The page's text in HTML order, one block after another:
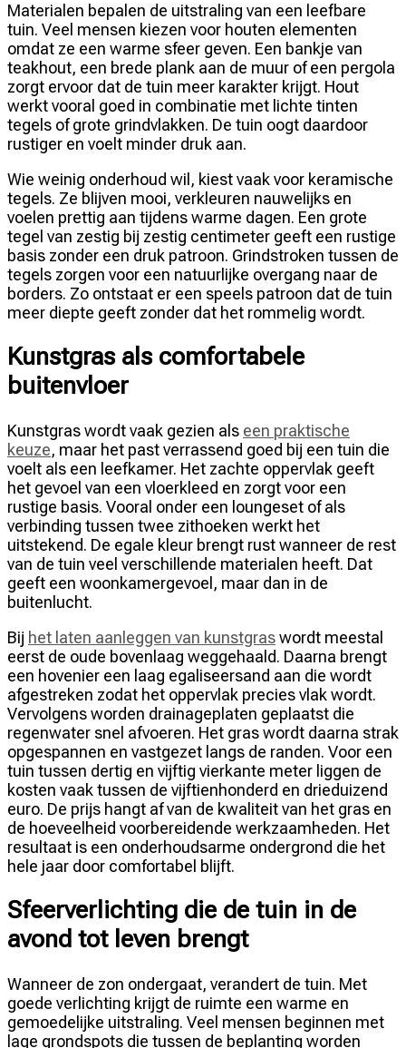
Materialen bepalen de uitstraling van een leefbare
tuin. Veel mensen kiezen voor houten elementen
omdat ze een warme sfeer geven. Een bankje van
teakhout, een brede plank aan de muur of een pergola
zorgt ervoor dat de tuin meer karakter krijgt. Hout
werkt vooral goed in combinatie met lichte tinten
tegels of grote grindvlakken. De tuin oogt daardoor
rustiger en voelt minder druk aan.
Wie weinig onderhoud wil, kiest vaak voor keramische
tegels. Ze blijven mooi, verkleuren nauwelijks en
voelen prettig aan tijdens warme dagen. Een grote
tegel van zestig bij zestig centimeter geeft een rustige
basis zonder een druk patroon. Grindstroken tussen de
tegels zorgen voor een natuurlijke overgang naar de
borders. Zo ontstaat er een speels patroon dat de tuin
meer diepte geeft zonder dat het rommelig wordt.
Kunstgras als comfortabele
buitenvloer
Kunstgras wordt vaak gezien als een praktische
keuze, maar het past verrassend goed bij een tuin die
voelt als een leefkamer. Het zachte oppervlak geeft
het gevoel van een vloerkleed en zorgt voor een
rustige basis. Vooral onder een loungeset of als
verbinding tussen twee zithoeken werkt het
uitstekend. De egale kleur brengt rust wanneer de rest
van de tuin veel verschillende materialen heeft. Dat
geeft een woonkamergevoel, maar dan in de
buitenlucht.
Bij het laten aanleggen van kunstgraswordt meestal
eerst de oude bovenlaag weggehaald. Daarna brengt
een hovenier een laag egaliseersand aan die wordt
afgestreken zodat het oppervlak precies vlak wordt.
Vervolgens worden drainageplaten geplaatst die
regenwater snel afvoeren. Het gras wordt daarna strak
opgespannen en vastgezet langs de randen. Voor een
tuin tussen dertig en vijftig vierkante meter liggen de
kosten vaak tussen de vijftienhonderd en drieduizend
euro. De prijs hangt af van de kwaliteit van het gras en
de hoeveelheid voorbereidende werkzaamheden. Het
resultaat is een onderhoudsarme ondergrond die het
hele jaar door comfortabel blijft.
Sfeerverlichting die de tuin in de
avond tot leven brengt
Wanneer de zon ondergaat, verandert de tuin. Met
goede verlichting krijgt de ruimte een warme en
gemoedelijke uitstraling. Veel mensen beginnen met
lage grondspots die tussen de beplanting worden